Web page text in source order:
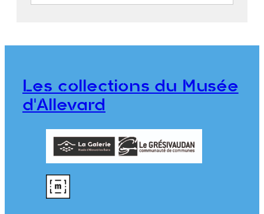
Parc thermal d’Allevard
Les collections du Musée
d'Allevard